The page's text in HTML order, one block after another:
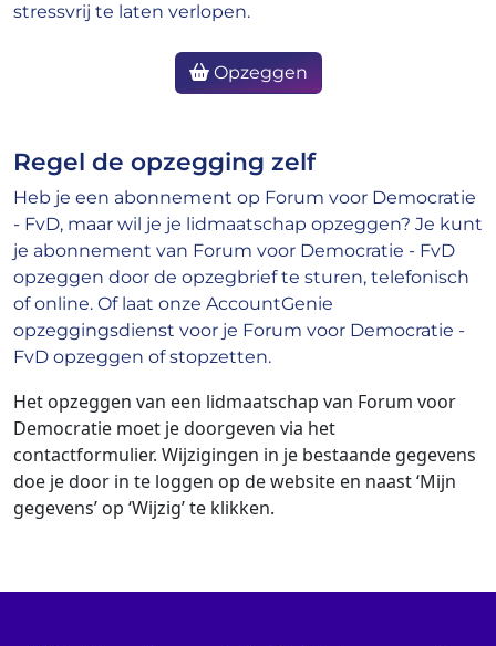
stressvrij te laten verlopen.
Opzeggen
Regel de opzegging zelf
Heb je een abonnement op Forum voor Democratie
- FvD, maar wil je je lidmaatschap opzeggen? Je kunt
je abonnement van Forum voor Democratie - FvD
opzeggen door de opzegbrief te sturen, telefonisch
of online. Of laat onze AccountGenie
opzeggingsdienst voor je Forum voor Democratie -
FvD opzeggen of stopzetten.
Het opzeggen van een lidmaatschap van Forum voor
Democratie moet jedoorgeven via het
contactformulier. Wijzigingen in je bestaande gegevens
doe je door in te loggen op de website en naast ‘Mijn
gegevens’ op ‘Wijzig’ te klikken.